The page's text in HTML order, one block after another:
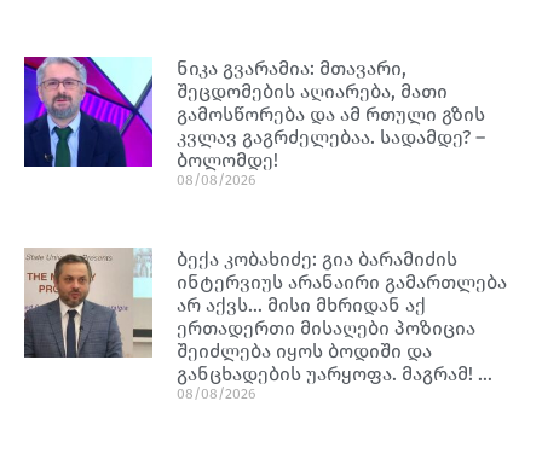
ნიკა გვარამია: მთავარი,
შეცდომების აღიარება, მათი
გამოსწორება და ამ რთული გზის
კვლავ გაგრძელებაა. სადამდე? –
ბოლომდე!
08/08/2026
ბექა კობახიძე: გია ბარამიძის
ინტერვიუს არანაირი გამართლება
არ აქვს… მისი მხრიდან აქ
ერთადერთი მისაღები პოზიცია
შეიძლება იყოს ბოდიში და
განცხადების უარყოფა. მაგრამ! …
08/08/2026